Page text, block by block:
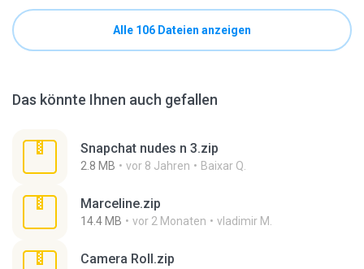
Alle 106 Dateien anzeigen
Das könnte Ihnen auch gefallen
Snapchat nudes n 3.zip
2.8 MB vor 8 Jahren Baixar Q.
Marceline.zip
14.4 MB vor 2 Monaten vladimir M.
Camera Roll.zip